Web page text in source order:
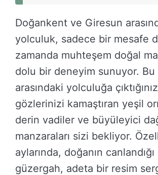
Doğankent ve Giresun
yolculuk, sadece bir mesafe
zamanda muhteşem doğal
dolu bir deneyim sunuyor.
arasındaki yolculuğa
gözlerinizi kamaştıran yeşil
derin vadiler ve büyüleyici
manzaraları sizi bekliyor.
aylarında, doğanın canlandığı
güzergah, adeta bir resim